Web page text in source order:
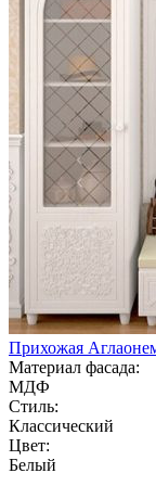
Прихожая
Материал фасада:
МДФ
Стиль:
Классический
Цвет:
Белый